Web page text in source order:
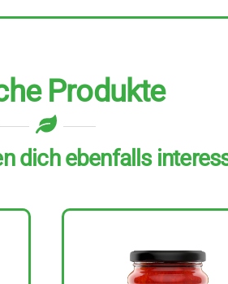
Produkte
dich ebenfalls